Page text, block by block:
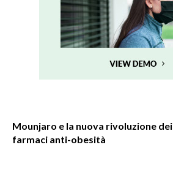
Mounjaro e la nuova rivoluzione dei
farmaci anti-obesità